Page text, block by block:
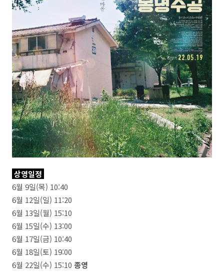
상영일정
6월 9일(목) 10:40
6월 12일(일) 11:20
6월 13일(월) 15:10
6월 15일(수) 13:00
6월 17일(금) 10:40
6월 18일(토) 19:00
6월 22일(수) 15:10 종영